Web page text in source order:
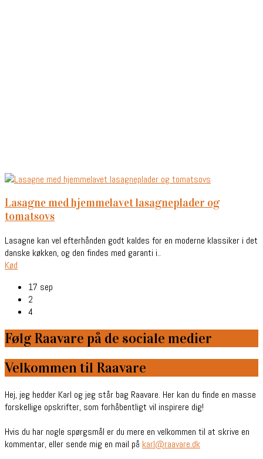
lasagne med hjemmelavet lasagneplader og
tomatsovs
Lasagne kan vel efterhånden godt kaldes for en moderne klassiker i det
danske køkken, og den findes med garanti i..
Kød
17 sep
2
4
Følg Raavare på de sociale medier
Velkommen til Raavare
Hej, jeg hedder Karl og jeg står bag Raavare. Her kan du finde en masse
forskellige opskrifter, som forhåbentligt vil inspirere dig!
Hvis du har nogle spørgsmål er du mere en velkommen til at skrive en
kommentar, eller sende mig en mail på karl@raavare.dk